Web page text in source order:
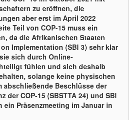
zu eröffnen, die
aber erst im April 2022
Teil von COP-15 muss ein
da die Afrikanischen Staaten
Implementation (SBI 3) sehr klar
sich durch Online-
fühlen und sich deshalb
solange keine physischen
abschließende Beschlüsse der
der COP-15 (SBSTTA 24) und SBI
Präsenzmeeting im Januar in